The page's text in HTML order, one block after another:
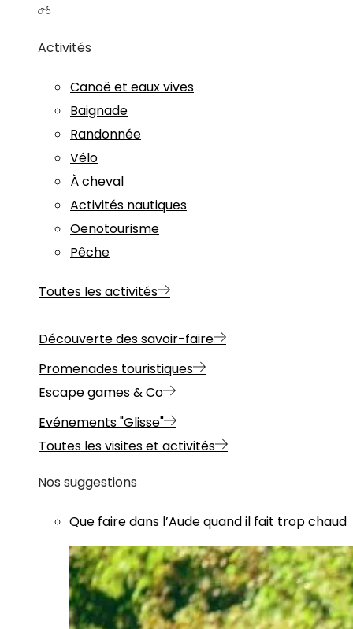
Activités
Canoë et eaux vives
Baignade
Randonnée
Vélo
À cheval
Activités nautiques
Oenotourisme
Pêche
Toutes les activités
Découverte des savoir-faire
Promenades touristiques
Escape games & Co
Evénements "Glisse"
Toutes les visites et activités
Nos suggestions
Que faire dans l’Aude quand il fait trop chaud